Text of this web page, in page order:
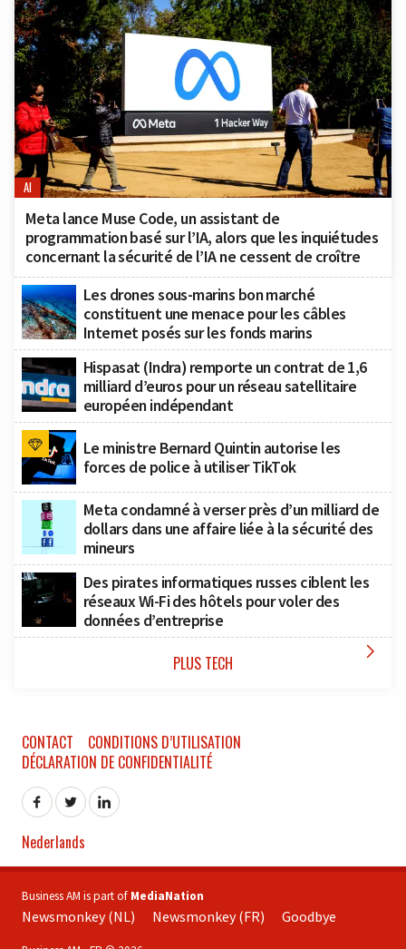
AI
Meta lance Muse Code, un assistant de
programmation basé sur l’IA, alors que les inquiétudes
concernant la sécurité de l’IA ne cessent de croître
Les drones sous-marins bon marché
constituent une menace pour les câbles
Internet posés sur les fonds marins
Hispasat (Indra) remporte un contrat de 1,6
milliard d’euros pour un réseau satellitaire
européen indépendant
Le ministre Bernard Quintin autorise les
forces de police à utiliser TikTok
Meta condamné à verser près d’un milliard de
dollars dans une affaire liée à la sécurité des
mineurs
Des pirates informatiques russes ciblent les
réseaux Wi-Fi des hôtels pour voler des
données d’entreprise
PLUS TECH 
CONTACT
CONDITIONS D’UTILISATION
DÉCLARATION DE CONFIDENTIALITÉ
Nederlands
Business AM is part of MediaNation
Newsmonkey (NL) Newsmonkey (FR) Goodbye